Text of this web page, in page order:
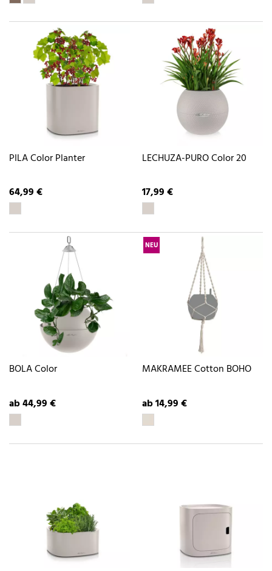
PILA Color Planter
64,99 €
LECHUZA-PURO Color 20
17,99 €
BOLA Color
ab 44,99 €
NEU
MAKRAMEE Cotton BOHO
ab 14,99 €